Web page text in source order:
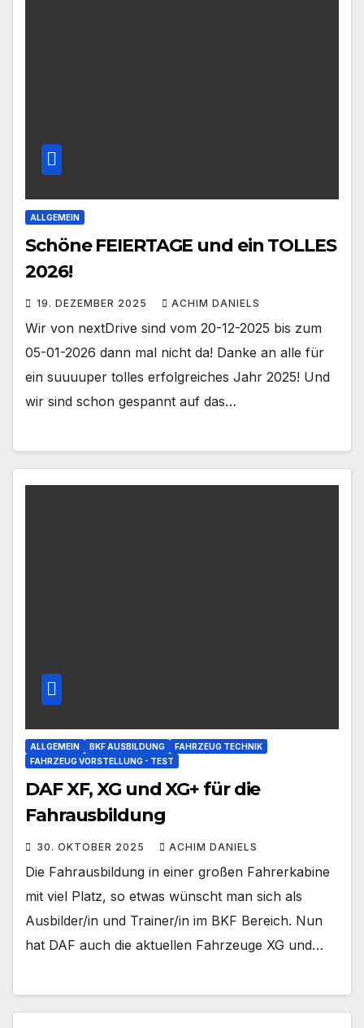
ALLGEMEIN
Schöne FEIERTAGE und ein TOLLES
2026!
19. DEZEMBER 2025 ACHIM DANIELS
Wir von nextDrive sind vom 20-12-2025 bis zum
05-01-2026 dann mal nicht da! Danke an alle für
ein suuuuper tolles erfolgreiches Jahr 2025! Und
wir sind schon gespannt auf das…
ALLGEMEIN BKF AUSBILDUNG
FAHRZEUG TECHNIK
FAHRZEUG VORSTELLUNG - TEST
DAF XF, XG und XG+ für die
Fahrausbildung
30. OKTOBER 2025 ACHIM DANIELS
Die Fahrausbildung in einer großen Fahrerkabine
mit viel Platz, so etwas wünscht man sich als
Ausbilder/in und Trainer/in im BKF Bereich. Nun
hat DAF auch die aktuellen Fahrzeuge XG und…